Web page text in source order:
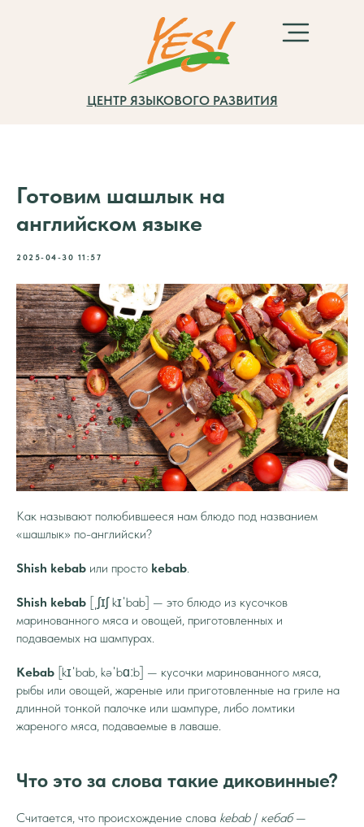
ЦЕНТР ЯЗЫКОВОГО РАЗВИТИЯ
Готовим шашлык на
английском языке
2025-04-30 11:57
Как называют полюбившееся нам блюдо под названием
«шашлык» по-английски?
Shish kebab или просто kebab.
Shish kebab [ˌʃɪʃ kɪˈbab] — это блюдо из кусочков
маринованного мяса и овощей, приготовленных и
подаваемых на шампурах.
Kebab [kɪˈbab, kəˈbɑːb] — кусочки маринованного мяса,
рыбы или овощей, жареные или приготовленные на гриле на
длинной тонкой палочке или шампуре, либо ломтики
жареного мяса, подаваемые в лаваше.
Что это за слова такие диковинные?
Считается, что происхождение слова kebab/ кебаб—